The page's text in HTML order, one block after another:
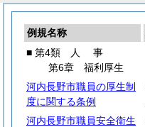
例規名称
■ 第4類
人 事
第6章 福利厚生
河内長野市職員の厚生制
度に関する条例
河内長野市職員安全衛生